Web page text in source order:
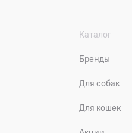
Каталог
Бренды
Для собак
Для кошек